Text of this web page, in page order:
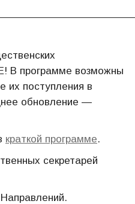
В программе возможны
их поступления в
обновление —
краткой программе.
секретарей